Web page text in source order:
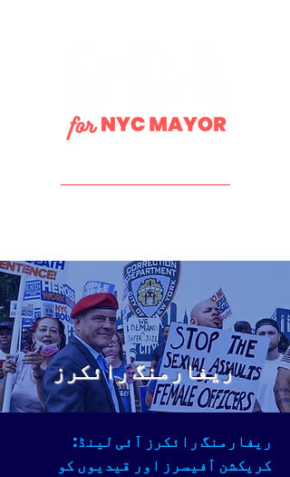
ریفارمنگ رائکرز
ریفارمنگ رائکرز آئی لینڈ:
کریکشن آفیسرز اور قیدیوں کو